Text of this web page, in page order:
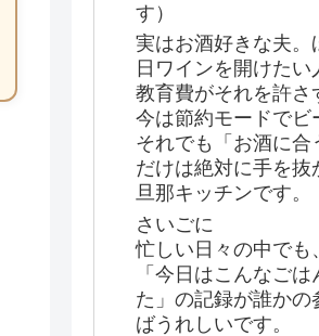
す）
実はお酒好きな夫。
日ワインを開けたい
教育費がそれを許さ
今は節約モードでビ
それでも「お酒に合
だけは絶対に手を抜
旦那キッチンです。
さいごに
忙しい日々の中でも、
「今日はこんなごは
た」の記録が誰かの
ばうれしいです。